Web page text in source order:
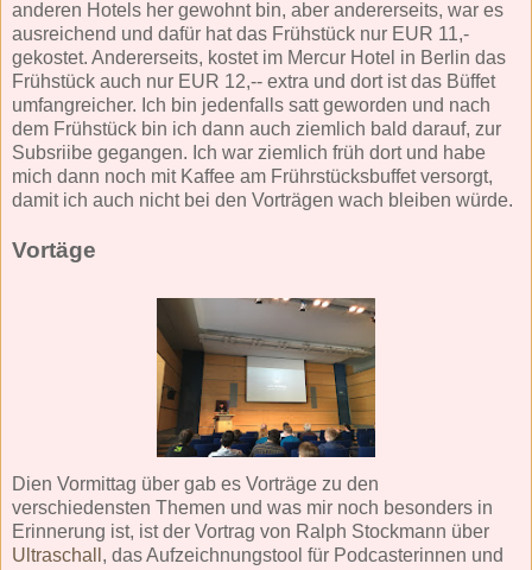
anderen Hotels her gewohnt bin, aber andererseits, war es
ausreichend und dafür hat das Frühstück nur EUR 11,-
gekostet. Andererseits, kostet im Mercur Hotel in Berlin das
Frühstück auch nur EUR 12,-- extra und dort ist das Büffet
umfangreicher. Ich bin jedenfalls satt geworden und nach
dem Frühstück bin ich dann auch ziemlich bald darauf, zur
Subsriibe gegangen. Ich war ziemlich früh dort und habe
mich dann noch mit Kaffee am Frührstücksbuffet versorgt,
damit ich auch nicht bei den Vorträgen wach bleiben würde.
Vortäge
Dien Vormittag über gab es Vorträge zu den
verschiedensten Themen und was mir noch besonders in
Erinnerung ist, ist der Vortrag von Ralph Stockmann über
Ultraschall , das Aufzeichnungstool für Podcasterinnen und